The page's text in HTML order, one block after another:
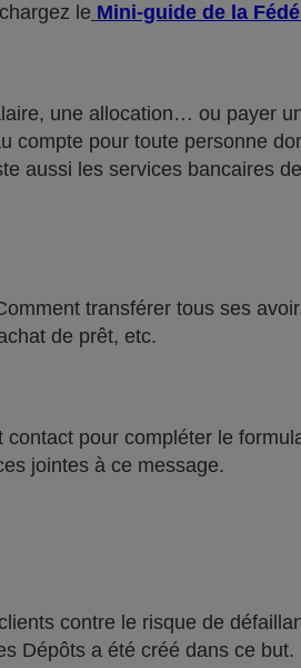
le Mini-guide de la
une allocation… ou payer
pour toute personne
aussi les services bancaires
transférer tous ses
de prêt, etc.
pour compléter le
jointes à ce message.
contre le risque de
Dépôts a été créé dans ce